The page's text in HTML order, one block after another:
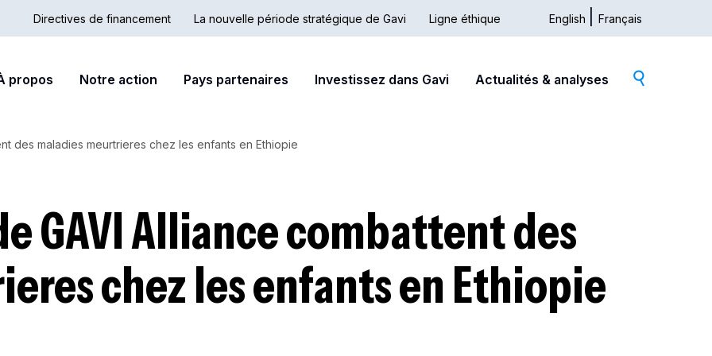
Hub
Directives de financement
nav
La nouvelle période stratégique de Gavi Ligne éthique English Français
propos Notre action Pays partenaires Investissez dans Gavi Actualités & analyses
des maladies meurtrieres chez les enfants en Ethiopie
GAVI Alliance combattent des
chez les enfants en Ethiopie